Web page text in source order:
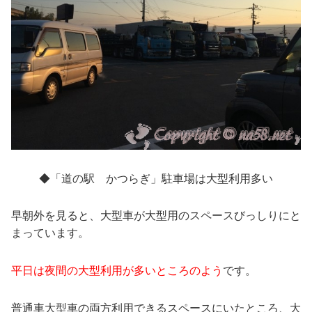
◆「道の駅 かつらぎ」駐車場は大型利用多い
早朝外を見ると、大型車が大型用のスペースびっしりにと
まっています。
平日は夜間の大型利用が多いところのよう です。
普通車大型車の両方利用できるスペースにいたところ、大